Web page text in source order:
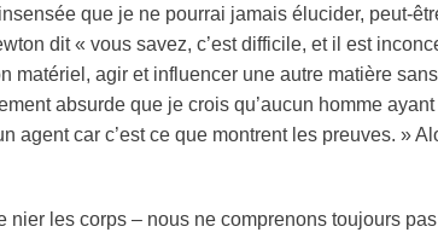
que je ne pourrai jamais élucider, peut-
dit « vous savez, c’est difficile, et il est
matériel, agir et influencer une autre matière
absurde que je crois qu’aucun homme
agentcar c’est ce que montrent les preuves. »
nier les corps – nous ne comprenons toujours